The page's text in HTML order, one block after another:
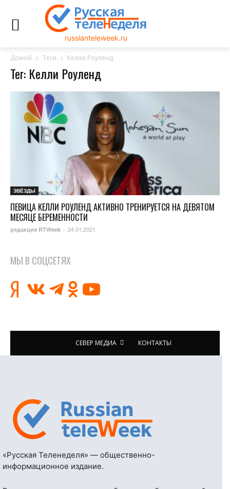
russianteleweek.ru
Домой Теги Келли Роуленд
Тег: Келли Роуленд
ЗВЁЗДЫ
ПЕВИЦА КЕЛЛИ РОУЛЕНД АКТИВНО ТРЕНИРУЕТСЯ НА ДЕВЯТОМ
МЕСЯЦЕ БЕРЕМЕННОСТИ
редакция RTWeek - 24.01.2021
МЫ В СОЦСЕТЯХ
СЕВЕР МЕДИА КОНТАКТЫ
«Русская Теленеделя» — общественно-
информационное издание.